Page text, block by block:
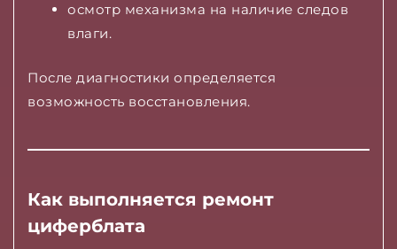
осмотр механизма на наличие следов
влаги.
После диагностики определяется
возможность восстановления.
Как выполняется ремонт
циферблата